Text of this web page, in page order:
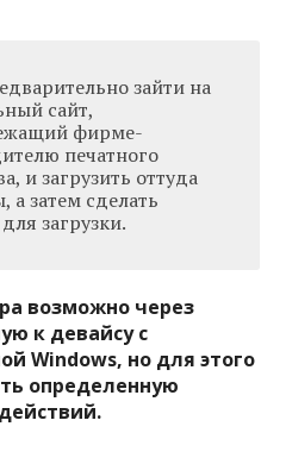
зайти на
сайт,
фирме-
печатного
и загрузить оттуда
а затем сделать
загрузки.
возможно через
к девайсу с
Windows, но для этого
определенную